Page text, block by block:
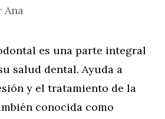
Ana
es una parte integral
salud dental. Ayuda a
y el tratamiento de la
conocida como